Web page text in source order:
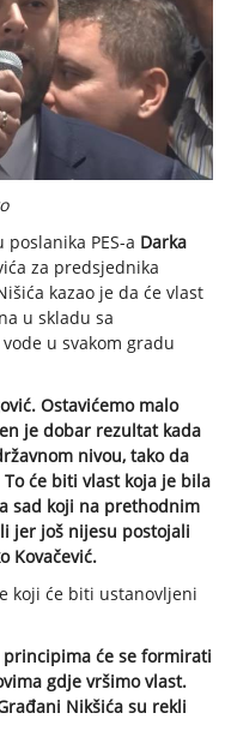
PES-a Darka
za predsjednika
kazao je da će vlast
u skladu sa
u svakom gradu
Ostavićemo malo
je dobar rezultat kada
nivou, tako da
će biti vlast koja je bila
sad koji na prethodnim
jer još nijesu postojali
Kovačević.
koji će biti ustanovljeni
principima će se formirati
gdje vršimo vlast.
Nikšića su rekli